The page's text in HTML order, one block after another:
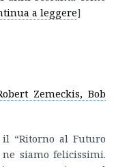
a leggere]
Zemeckis, Bob
“Ritorno al Futuro
siamo felicissimi.